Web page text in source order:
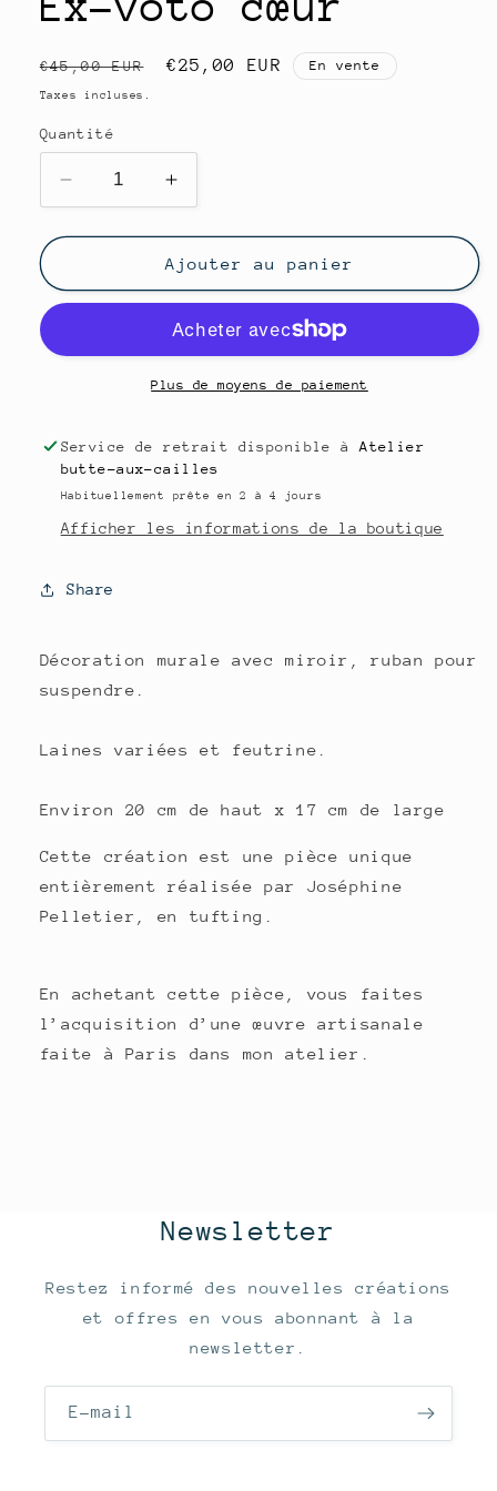
Prix
habituel
€45,00 EUR
Prix
€25,00 EUR En vente
Taxes incluses.
Quantité
Réduire
la
quantité
Ex-
voto
Augmenter
la
quantité
de
Ex-
cœur
Ajouter au panier
Plus de moyens de paiement
Service de retrait disponible àAtelier
butte-aux-cailles
Habituellement prête en 2 à 4 jours
Afficher les informations de la boutique
Share
Décoration murale avec miroir, ruban pour
suspendre.
Laines variées et feutrine.
Environ 20 cm de haut x 17 cm de large
Cette création est une pièce unique
entièrement réalisée par Joséphine
Pelletier, en tufting.
En achetant cette pièce, vous faites
l’acquisition d’une œuvre artisanale
faite à Paris dans mon atelier.
Newsletter
Restez informé des nouvelles créations
et offres en vous abonnant à la
newsletter.
E-mail